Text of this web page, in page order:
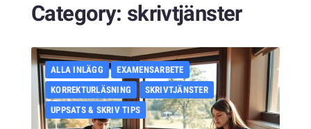
Category: skrivtjänster
ALLA INLÄGG
EXAMENSARBETE
KORREKTURLÄSNING
SKRIVTJÄNSTER
UPPSATS & SKRIV TIPS